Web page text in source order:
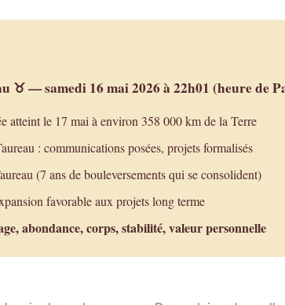
♉ — samedi 16 mai 2026 à 22h01 (heure de
atteint le 17 mai à environ 358 000 km de la Terre
: communications posées, projets formalisés
(7 ans de bouleversements qui se consolident)
favorable aux projets long terme
abondance, corps, stabilité, valeur personnelle